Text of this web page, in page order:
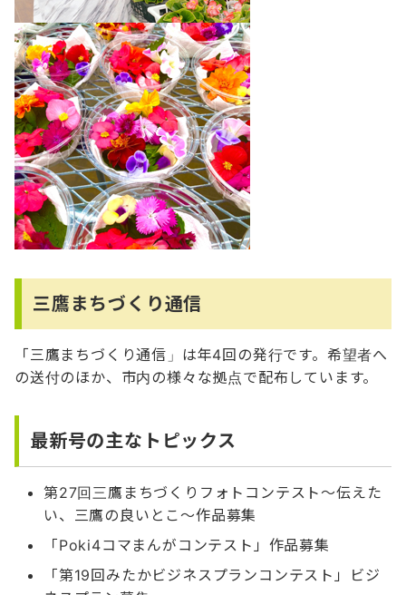
三鷹まちづくり通信
「三鷹まちづくり通信」は年4回の発行です。希望者へ
の送付のほか、市内の様々な拠点で配布しています。
最新号の主なトピックス
第27回三鷹まちづくりフォトコンテスト～伝えた
い、三鷹の良いとこ～作品募集
「Poki4コマまんがコンテスト」作品募集
「第19回みたかビジネスプランコンテスト」ビジ